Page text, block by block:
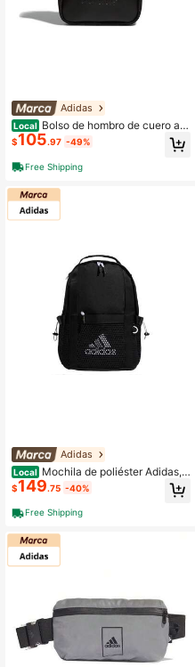
Adidas
Local Bolso de hombro de cuero arti
ficial Adidas, unisex, negro
$105.97 -49%
Free Shipping
Adidas
Local Mochila de poliéster Adidas, r
egular, unisex, negra
$149.75 -40%
Free Shipping